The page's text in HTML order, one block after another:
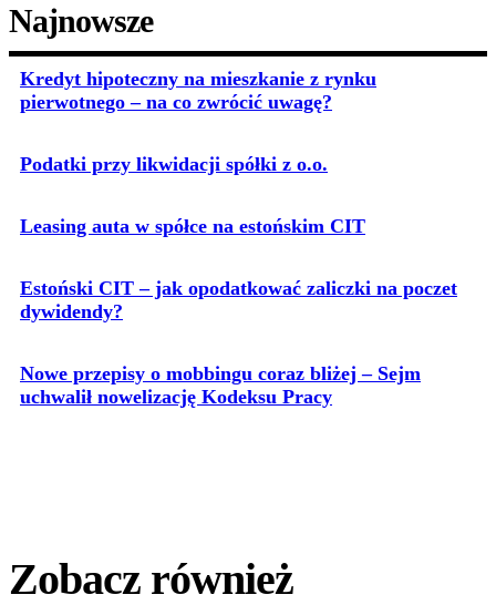
Najnowsze
Kredyt hipoteczny na mieszkanie z rynku
pierwotnego – na co zwrócić uwagę?
Podatki przy likwidacji spółki z o.o.
Leasing auta w spółce na estońskim CIT
Estoński CIT – jak opodatkować zaliczki na poczet
dywidendy?
Nowe przepisy o mobbingu coraz bliżej – Sejm
uchwalił nowelizację Kodeksu Pracy
Zobacz również